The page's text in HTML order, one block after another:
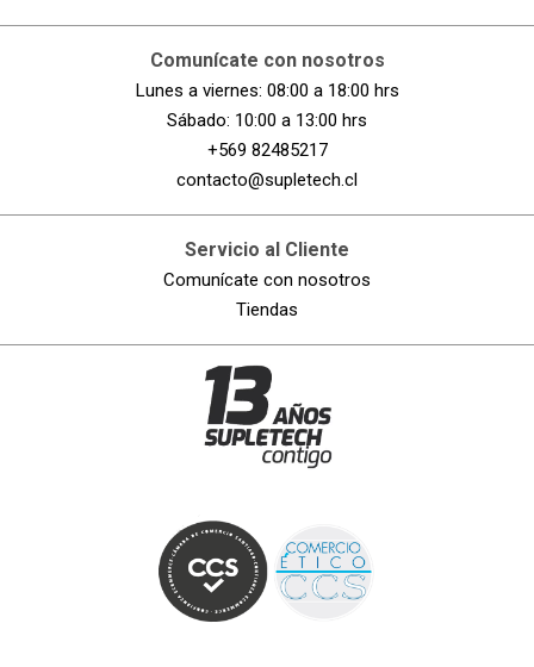
Comunícate con nosotros
Lunes a viernes: 08:00 a 18:00 hrs
Sábado: 10:00 a 13:00 hrs
+569 82485217
contacto@supletech.cl
Servicio al Cliente
Comunícate con nosotros
Tiendas